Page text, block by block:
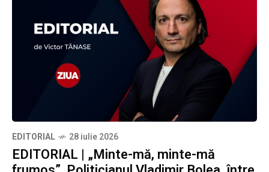
EDITORIAL 28 iulie 2026
EDITORIAL | „Minte-mă, minte-mă